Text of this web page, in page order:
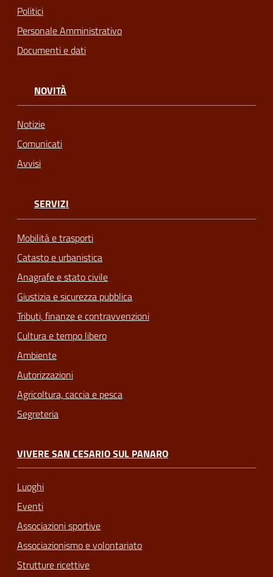
Politici
Personale Amministrativo
Documenti e dati
NOVITÀ
Notizie
Comunicati
Avvisi
SERVIZI
Mobilità e trasporti
Catasto e urbanistica
Anagrafe e stato civile
Giustizia e sicurezza pubblica
Tributi, finanze e contravvenzioni
Cultura e tempo libero
Ambiente
Autorizzazioni
Agricoltura, caccia e pesca
Segreteria
VIVERE SAN CESARIO SUL PANARO
Luoghi
Eventi
Associazioni sportive
Associazionismo e volontariato
Strutture ricettive